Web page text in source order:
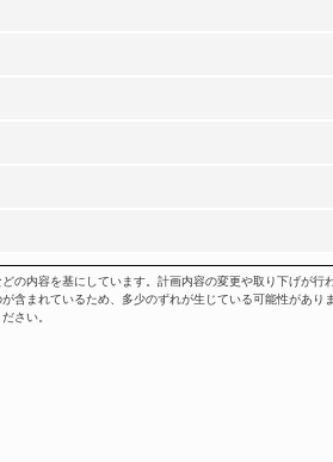
内容を基にしています。計画内容の変更や取り下げが行
含まれているため、多少のずれが生じている可能性があり
さい。